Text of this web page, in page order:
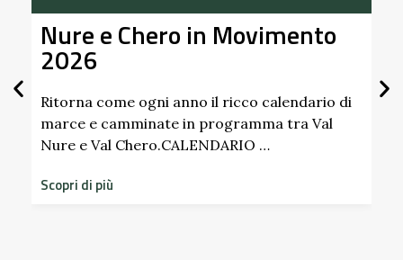
di
tra Val
Alla Scoperta dei
Pallavicino
Scopri i profumi inaspettati di erbe e